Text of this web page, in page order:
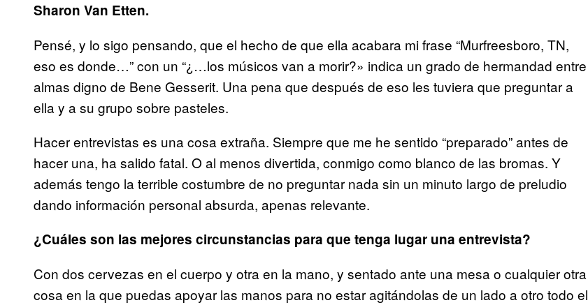
Sharon Van Etten.
Pensé, y lo sigo pensando, que el hecho de que ella acabara mi frase “Murfreesboro, TN,
eso es donde…” con un “¿…los músicos van a morir?» indica un grado de hermandad entre
almas digno de Bene Gesserit. Una pena que después de eso les tuviera que preguntar a
ella y a su grupo sobre pasteles.
Hacer entrevistas es una cosa extraña. Siempre que me he sentido “preparado” antes de
hacer una, ha salido fatal. O al menos divertida, conmigo como blanco de las bromas. Y
además tengo la terrible costumbre de no preguntar nada sin un minuto largo de preludio
dando información personal absurda, apenas relevante.
¿Cuáles son las mejores circunstancias para que tenga lugar una entrevista?
Con dos cervezas en el cuerpo y otra en la mano, y sentado ante una mesa o cualquier otra
cosa en la que puedas apoyar las manos para no estar agitándolas de un lado a otro todo el